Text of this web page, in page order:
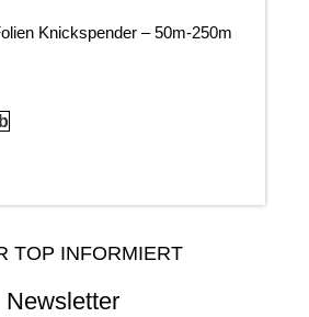
Knickspender – 50m-250m
TOP INFORMIERT
Newsletter